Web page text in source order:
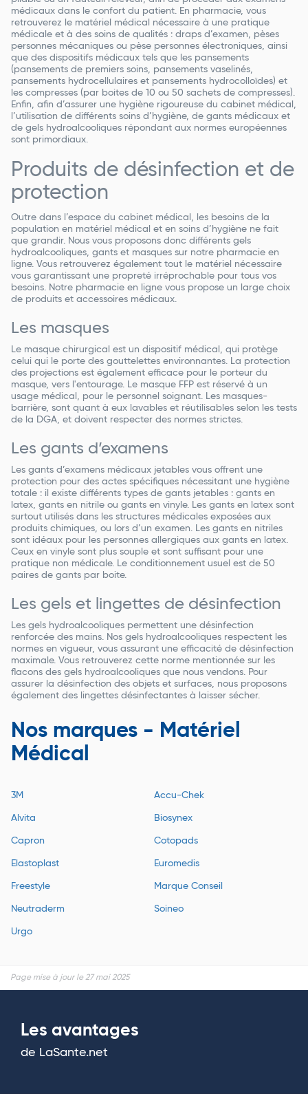
médicaux dans le confort du patient. En pharmacie, vous
retrouverez le matériel médical nécessaire à une pratique
médicale et à des soins de qualités : draps d’examen, pèses
personnes mécaniques ou pèse personnes électroniques, ainsi
que des dispositifs médicaux tels que les pansements
(pansements de premiers soins, pansements vaselinés,
pansements hydrocellulaires et pansements hydrocolloïdes) et
les compresses (par boites de 10 ou 50 sachets de compresses).
Enfin, afin d’assurer une hygiène rigoureuse du cabinet médical,
l’utilisation de différents soins d’hygiène, de gants médicaux et
de gels hydroalcooliques répondant aux normes européennes
sont primordiaux.
Produits de désinfection et de
protection
Outre dans l’espace du cabinet médical, les besoins de la
population en matériel médical et en soins d’hygiène ne fait
que grandir. Nous vous proposons donc différents gels
hydroalcooliques, gants et masques sur notre pharmacie en
ligne. Vous retrouverez également tout le matériel nécessaire
vous garantissant une propreté irréprochable pour tous vos
besoins. Notre pharmacie en ligne vous propose un large choix
de produits et accessoires médicaux.
Les masques
Le masque chirurgical est un dispositif médical, qui protège
celui qui le porte des gouttelettes environnantes. La protection
des projections est également efficace pour le porteur du
masque, vers l'entourage. Le masque FFP est réservé à un
usage médical, pour le personnel soignant. Les masques-
barrière, sont quant à eux lavables et réutilisables selon les tests
de la DGA, et doivent respecter des normes strictes.
Les gants d’examens
Les gants d’examens médicaux jetables vous offrent une
protection pour des actes spécifiques nécessitant une hygiène
totale : il existe différents types de gants jetables : gants en
latex, gants en nitrile ou gants en vinyle. Les gants en latex sont
surtout utilisés dans les structures médicales exposées aux
produits chimiques, ou lors d’un examen. Les gants en nitriles
sont idéaux pour les personnes allergiques aux gants en latex.
Ceux en vinyle sont plus souple et sont suffisant pour une
pratique non médicale. Le conditionnement usuel est de 50
paires de gants par boite.
Les gels et lingettes de désinfection
Les gels hydroalcooliques permettent une désinfection
renforcée des mains. Nos gels hydroalcooliques respectent les
normes en vigueur, vous assurant une efficacité de désinfection
maximale. Vous retrouverez cette norme mentionnée sur les
flacons des gels hydroalcooliques que nous vendons. Pour
assurer la désinfection des objets et surfaces, nous proposons
également des lingettes désinfectantes à laisser sécher.
Nos marques - Matériel
Médical
3M Accu-Chek
Alvita Biosynex
Capron Cotopads
Elastoplast Euromedis
Freestyle Marque Conseil
Neutraderm Soineo
Urgo
Page mise à jour le 27 mai 2025
Les avantages
de LaSante.net